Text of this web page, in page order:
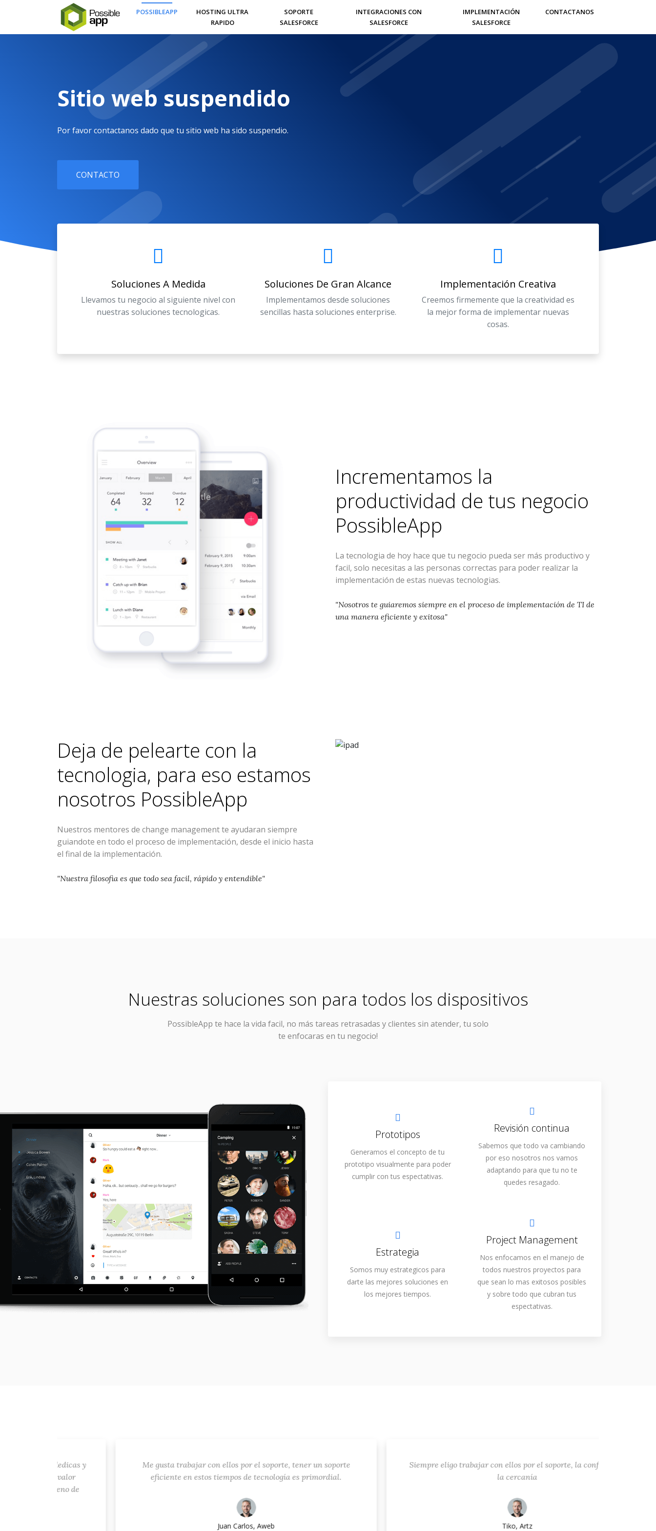
POSSIBLEAPP
HOSTING ULTRA
RAPIDO
SOPORTE
SALESFORCE
INTEGRACIONES CON
SALESFORCE
IMPLEMENTACIÓN
SALESFORCE
CONTACTANOS
Sitio web suspendido
Por favor contactanos dado que tu sitio web ha sido suspendio.
CONTACTO
Soluciones A Medida
Llevamos tu negocio al siguiente nivel con
nuestras soluciones tecnologicas.
Soluciones De Gran Alcance
Implementamos desde soluciones
sencillas hasta soluciones enterprise.
Implementación Creativa
Creemos firmemente que la creatividad es
la mejor forma de implementar nuevas
cosas.
Incrementamos la
productividad de tus negocio
PossibleApp
La tecnologia de hoy hace que tu negocio pueda ser más productivo y
facil, solo necesitas a las personas correctas para poder realizar la
implementación de estas nuevas tecnologias.
"Nosotros te guiaremos siempre en el proceso de implementación de TI de
una manera eficiente y exitosa"
Deja de pelearte con la
tecnologia, para eso estamos
nosotros PossibleApp
Nuestros mentores de change management te ayudaran siempre
guiandote en todo el proceso de implementación, desde el inicio hasta
el final de la implementación.
"Nuestra filosofia es que todo sea facil, rápido y entendible"
Nuestras soluciones son para todos los dispositivos
PossibleApp te hace la vida facil, no más tareas retrasadas y clientes sin atender, tu solo
te enfocaras en tu negocio!
Prototipos
Generamos el concepto de tu
prototipo visualmente para poder
cumplir con tus espectativas.
Revisión continua
Sabemos que todo va cambiando
por eso nosotros nos vamos
adaptando para que tu no te
quedes resagado.
Estrategia
Somos muy estrategicos para
darte las mejores soluciones en
los mejores tiempos.
Project Management
Nos enfocamos en el manejo de
todos nuestros proyectos para
que sean lo mas exitosos posibles
y sobre todo que cubran tus
espectativas.
Me gusta trabajar con ellos por el soporte, tener un soporte
eficiente en estos tiempos de tecnología es primordial.
Juan Carlos, Aweb
Siempre eligo trabajar con ellos por el soporte, la confianza y